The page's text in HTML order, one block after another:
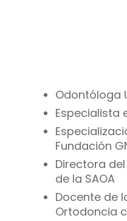
Odontóloga
Especialista
Fundación
Directora
de la SAOA
Docente de
Ortodoncia